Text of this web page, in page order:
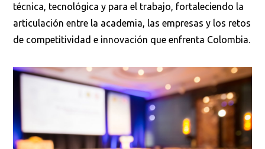
técnica, tecnológica y para el trabajo, fortaleciendo la
articulación entre la academia, las empresas y los retos
de competitividad e innovación que enfrenta Colombia.